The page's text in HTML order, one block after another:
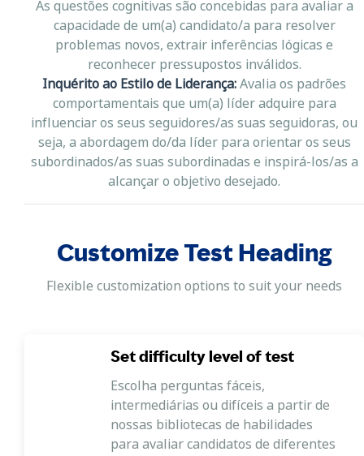
As questões cognitivas são concebidas para avaliar a
capacidade de um(a) candidato/a para resolver
problemas novos, extrair inferências lógicas e
reconhecer pressupostos inválidos.
Inquérito ao Estilo de Liderança:Avalia os padrões
comportamentais que um(a) líder adquire para
influenciar os seus seguidores/as suas seguidoras, ou
seja, a abordagem do/da líder para orientar os seus
subordinados/as suas subordinadas e inspirá-los/as a
alcançar o objetivo desejado.
Customize Test Heading
Flexible customization options to suit your needs
Set difficulty level of test
Escolha perguntas fáceis,
intermediárias ou difíceis a partir de
nossas bibliotecas de habilidades
para avaliar candidatos de diferentes